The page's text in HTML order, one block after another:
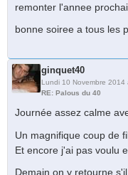
remonter l'annee
bonne soiree a tous les
ginquet40
Lundi 10 Novembre 2014
RE: Palous du 40
Journée assez calme
Un magnifique coup de
Et encore j'ai pas voulu
Demain on y retourne